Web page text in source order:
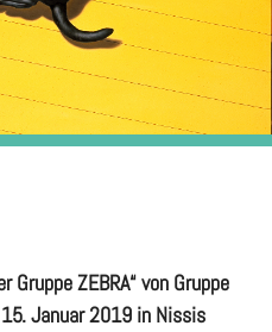
ZEBRA“ von Gruppe
Januar 2019 in Nissis